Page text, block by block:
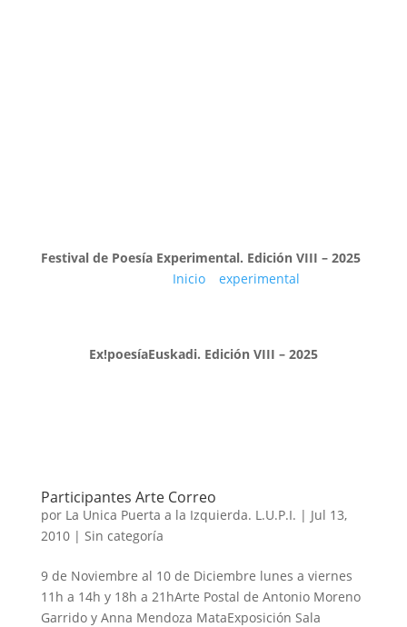
Festival de Poesía Experimental. Edición VIII – 2025
Inicio »experimental
Ex!poesíaEuskadi. Edición VIII – 2025
Participantes Arte Correo
por La Unica Puerta a la Izquierda. L.U.P.I. | Jul 13,
2010| Sin categoría
9 de Noviembre al 10 de Diciembre lunes a viernes
11h a 14h y 18h a 21hArte Postal de Antonio Moreno
Garrido y Anna Mendoza MataExposición Sala